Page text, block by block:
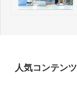
人気コンテンツ